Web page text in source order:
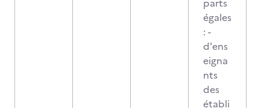
parts
égales
: -
d'ens
eigna
nts
des
établi